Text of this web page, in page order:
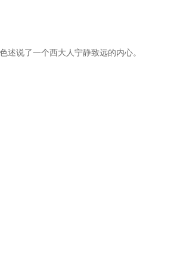
说了一个西大人宁静致远的内心。